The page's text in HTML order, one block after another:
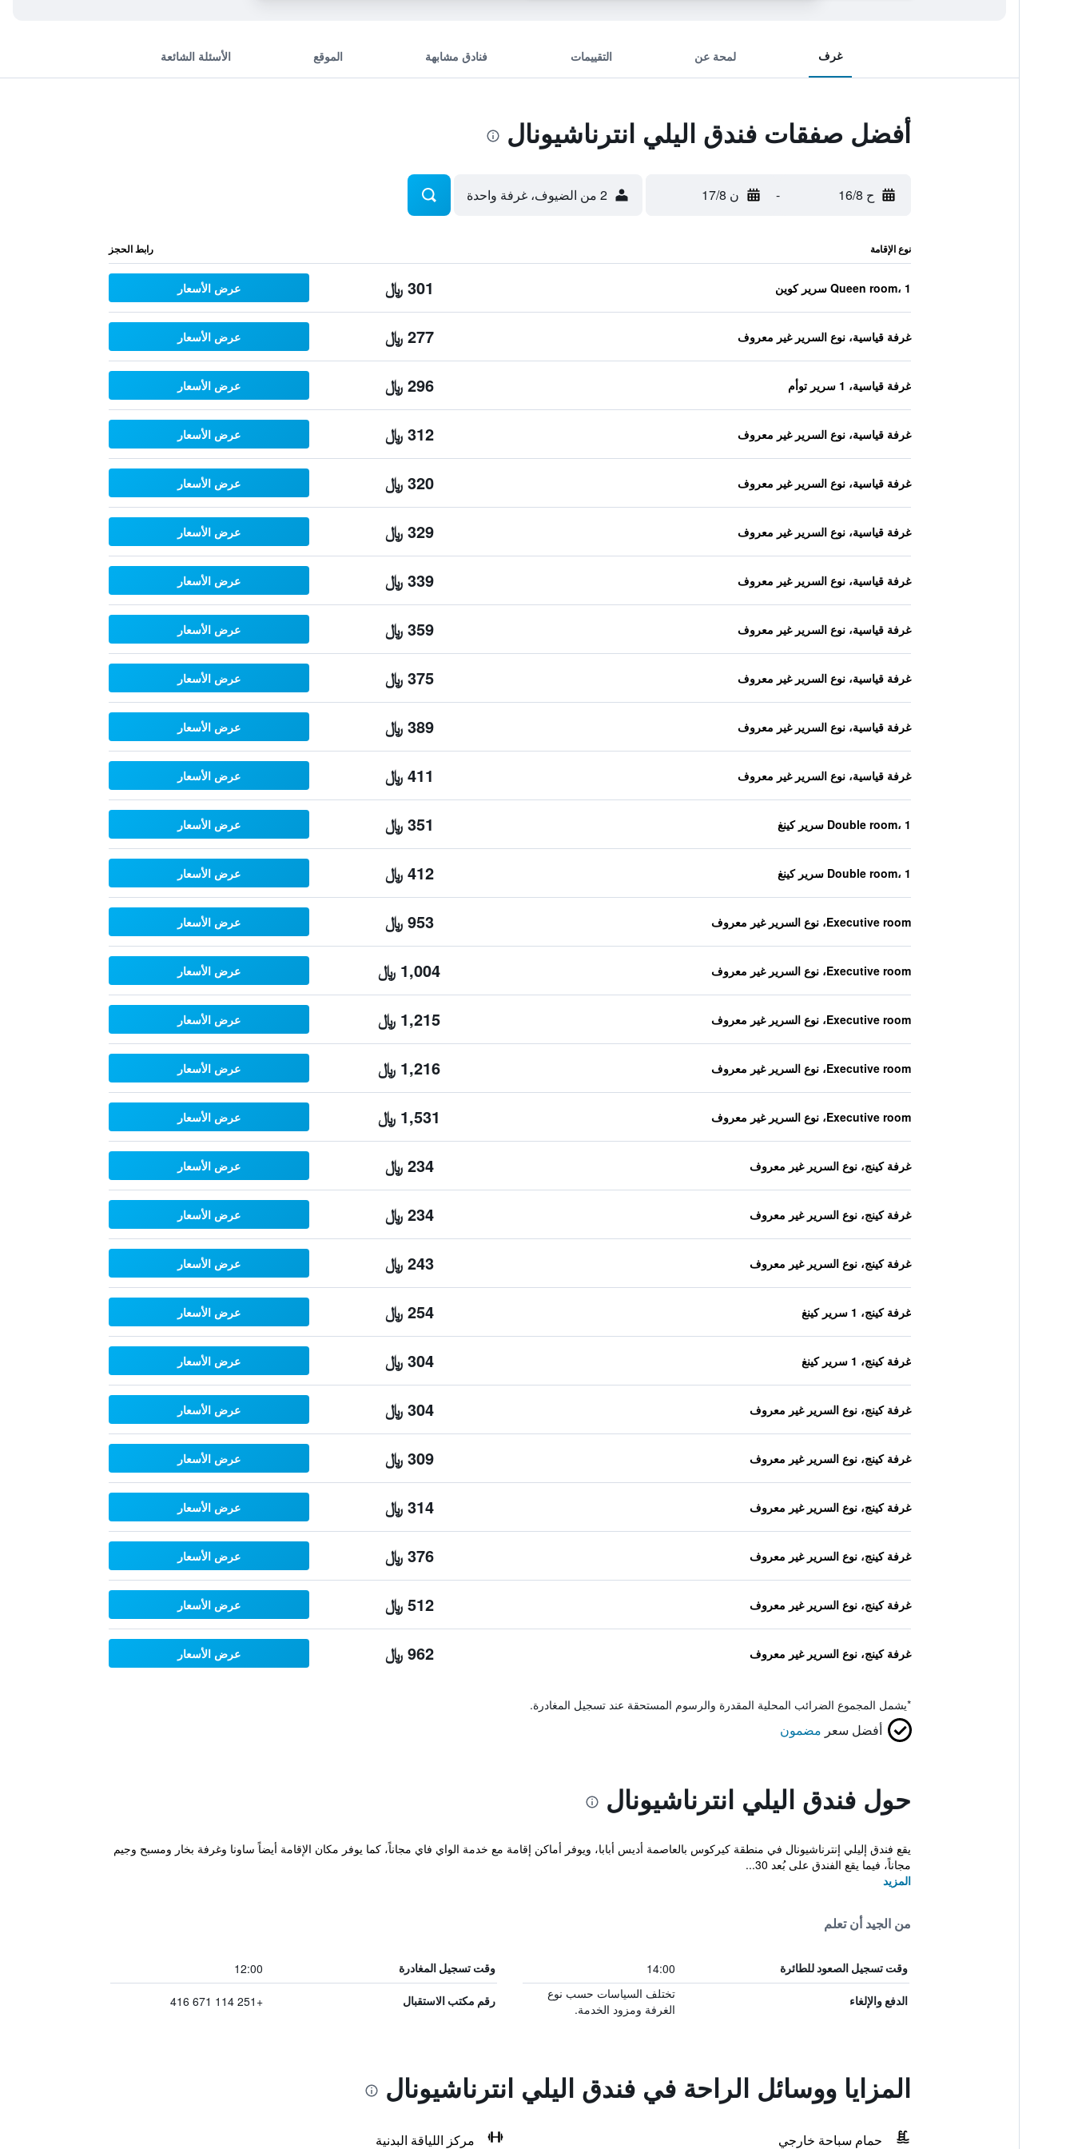
غرف لمحة عن التقييمات فنادق مشابهة الموقع الأسئلة الشائعة
أفضل صفقات فندق اليلي انترناشيونال
ح 16/8 - ن 17/8 2 من الضيوف، غرفة واحدة
نوع الإقامة رابط الحجز
Queen room، 1 سرير كوين 301 ﷼ عرض الأسعار
غرفة قياسية، نوع السرير غير معروف 277 ﷼ عرض الأسعار
غرفة قياسية، 1 سرير توأم 296 ﷼ عرض الأسعار
غرفة قياسية، نوع السرير غير معروف 312 ﷼ عرض الأسعار
غرفة قياسية، نوع السرير غير معروف 320 ﷼ عرض الأسعار
غرفة قياسية، نوع السرير غير معروف 329 ﷼ عرض الأسعار
غرفة قياسية، نوع السرير غير معروف 339 ﷼ عرض الأسعار
غرفة قياسية، نوع السرير غير معروف 359 ﷼ عرض الأسعار
غرفة قياسية، نوع السرير غير معروف 375 ﷼ عرض الأسعار
غرفة قياسية، نوع السرير غير معروف 389 ﷼ عرض الأسعار
غرفة قياسية، نوع السرير غير معروف 411 ﷼ عرض الأسعار
Double room، 1 سرير كينغ 351 ﷼ عرض الأسعار
Double room، 1 سرير كينغ 412 ﷼ عرض الأسعار
Executive room، نوع السرير غير معروف 953 ﷼ عرض الأسعار
Executive room، نوع السرير غير معروف 1,004 ﷼ عرض الأسعار
Executive room، نوع السرير غير معروف 1,215 ﷼ عرض الأسعار
Executive room، نوع السرير غير معروف 1,216 ﷼ عرض الأسعار
Executive room، نوع السرير غير معروف 1,531 ﷼ عرض الأسعار
غرفة كينج، نوع السرير غير معروف 234 ﷼ عرض الأسعار
غرفة كينج، نوع السرير غير معروف 234 ﷼ عرض الأسعار
غرفة كينج، نوع السرير غير معروف 243 ﷼ عرض الأسعار
غرفة كينج، 1 سرير كينغ 254 ﷼ عرض الأسعار
غرفة كينج، 1 سرير كينغ 304 ﷼ عرض الأسعار
غرفة كينج، نوع السرير غير معروف 304 ﷼ عرض الأسعار
غرفة كينج، نوع السرير غير معروف 309 ﷼ عرض الأسعار
غرفة كينج، نوع السرير غير معروف 314 ﷼ عرض الأسعار
غرفة كينج، نوع السرير غير معروف 376 ﷼ عرض الأسعار
غرفة كينج، نوع السرير غير معروف 512 ﷼ عرض الأسعار
غرفة كينج، نوع السرير غير معروف 962 ﷼ عرض الأسعار
*يشمل المجموع الضرائب المحلية المقدرة والرسوم المستحقة عند تسجيل المغادرة.
أفضل سعر مضمون
حول فندق اليلي انترناشيونال
يقع فندق إليلي إنترناشيونال في منطقة كيركوس بالعاصمة أديس أبابا، ويوفر أماكن إقامة مع خدمة الواي فاي مجاناً، كما يوفر مكان الإقامة أيضاً ساونا وغرفة بخار ومسبح وجيم
مجاناً، فيما يقع الفندق على بُعد 30...
المزيد
من الجيد أن تعلم
وقت تسجيل الصعود للطائرة 14:00 وقت تسجيل المغادرة 12:00
الدفع والإلغاء
تختلف السياسات حسب نوع
الغرفة ومزود الخدمة.
رقم مكتب الاستقبال +251 114 671 416
المزايا ووسائل الراحة في فندق اليلي انترناشيونال
حمام سباحة خارجي مركز اللياقة البدنية